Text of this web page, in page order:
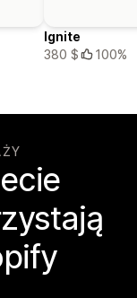
Ignite
380 $
100%